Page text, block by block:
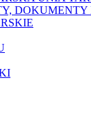
DOKUMENTY